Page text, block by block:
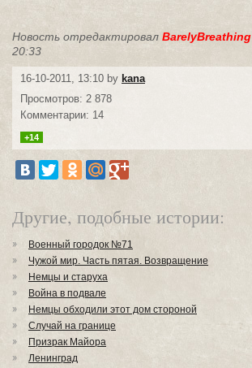
Новость отредактировал BarelyBreathing
20:33
16-10-2011, 13:10 by kana
Просмотров: 2 878
Комментарии: 14
+14
Другие, подобные истории:
Военный городок №71
Чужой мир. Часть пятая. Возвращение
Немцы и старуха
Война в подвале
Немцы обходили этот дом стороной
Случай на границе
Призрак Майора
Ленинград